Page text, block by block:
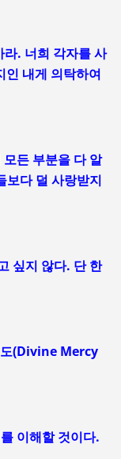
. 너희 각자를 사
인 내게 의탁하여
든 부분을 다 알
보다 덜 사랑받지
싶지 않다. 단 한
도(Divine Mercy
이해할 것이다.